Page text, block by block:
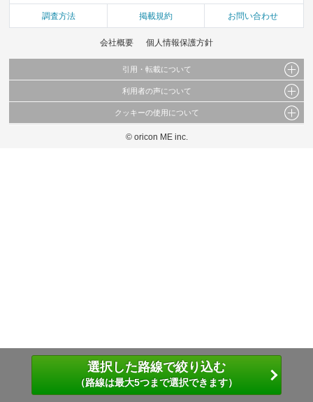
選択した路線で絞り込む
（路線は最大5つまで選択できます）
調査方法 掲載規約 お問い合わせ
会社概要 個人情報保護方針
引用・転載について
当サイトで公開されている情報（文字、写真、イラスト、画像データ等）及びこれらの配
これらの情報を権利者の許可なく無断転載・複製などの二次利用を行うことは固く禁じて
利用者の声について
当サイトに掲載している内容はすべてサービスの利用者が提出された見解・感想です。
弊社の見解・ 意見ではないことをご理解いただいた上でご覧ください。
クッキーの使用について
このサイトでは Cookie を使用して、ユーザーに合わせたコンテンツや広告の表示、ソー
© oricon ME inc.